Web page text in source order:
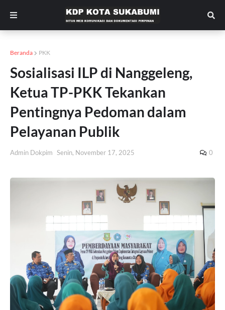
Beranda PKK
Sosialisasi ILP di Nanggeleng,
Ketua TP-PKK Tekankan
Pentingnya Pedoman dalam
Pelayanan Publik
Admin Dokpim Senin, November 17, 2025 0